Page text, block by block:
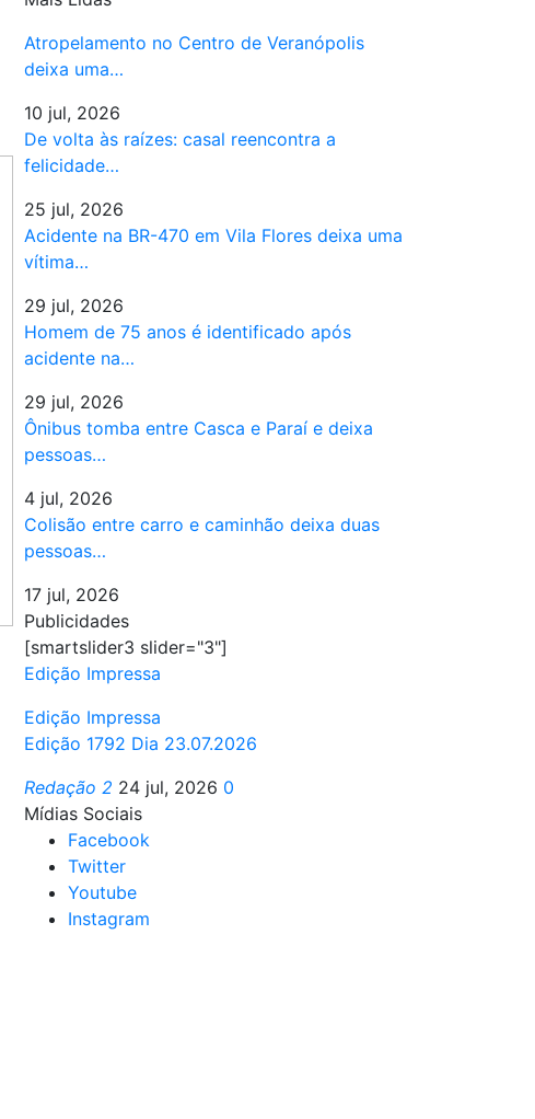
Atropelamento no Centro de Veranópolis
deixa uma…
10 jul, 2026
De volta às raízes: casal reencontra a
felicidade…
25 jul, 2026
Acidente na BR-470 em Vila Flores deixa uma
vítima…
29 jul, 2026
Homem de 75 anos é identificado após
acidente na…
29 jul, 2026
Ônibus tomba entre Casca e Paraí e deixa
pessoas…
4 jul, 2026
Colisão entre carro e caminhão deixa duas
pessoas…
17 jul, 2026
Publicidades
[smartslider3 slider="3"]
Edição Impressa
Edição Impressa
Edição 1792 Dia 23.07.2026
Redação 2 24 jul, 2026 0
Mídias Sociais
Facebook
Twitter
Youtube
Instagram